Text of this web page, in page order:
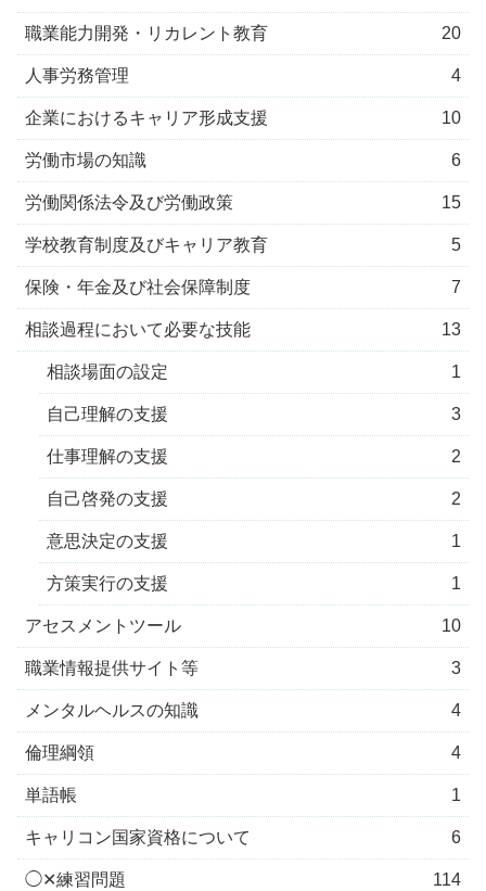
職業能力開発・リカレント教育 20
人事労務管理 4
企業におけるキャリア形成支援 10
労働市場の知識 6
労働関係法令及び労働政策 15
学校教育制度及びキャリア教育 5
保険・年金及び社会保障制度 7
相談過程において必要な技能 13
相談場面の設定 1
自己理解の支援 3
仕事理解の支援 2
自己啓発の支援 2
意思決定の支援 1
方策実行の支援 1
アセスメントツール 10
職業情報提供サイト等 3
メンタルヘルスの知識 4
倫理綱領 4
単語帳 1
キャリコン国家資格について 6
◯✕練習問題 114